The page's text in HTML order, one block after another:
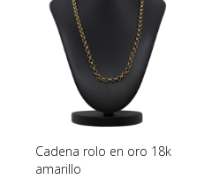
Cadena rolo en oro 18k
amarillo